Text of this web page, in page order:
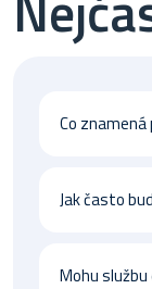
Co
Jak často
Mohu